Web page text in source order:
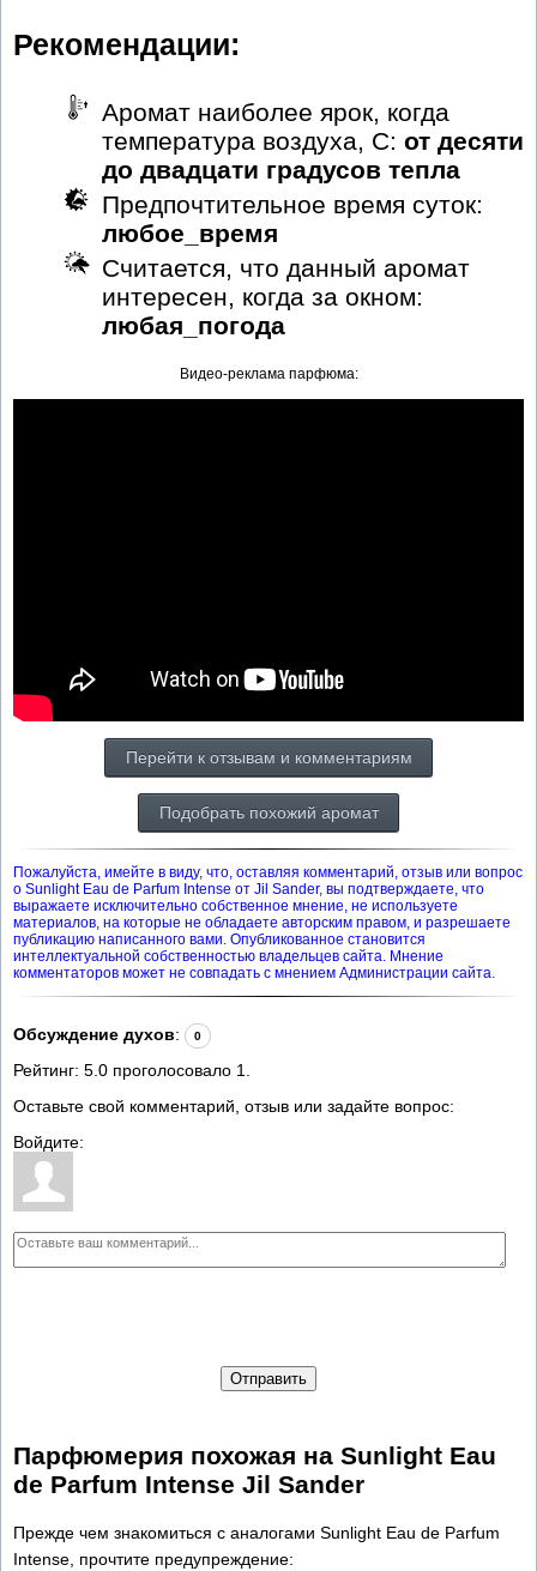
Рекомендации:
Аромат наиболее ярок, когда
температура воздуха, С: от десяти
до двадцати градусов тепла
Предпочтительное время суток:
любое_время
Считается, что данный аромат
интересен, когда за окном:
любая_погода
Видео-реклама парфюма:
Перейти к отзывам и комментариям
Подобрать похожий аромат
Пожалуйста, имейте в виду, что, оставляя комментарий, отзыв или вопрос
о Sunlight Eau de Parfum Intense от Jil Sander, вы подтверждаете, что
выражаете исключительно собственное мнение, не используете
материалов, на которые не обладаете авторским правом, и разрешаете
публикацию написанного вами. Опубликованное становится
интеллектуальной собственностью владельцев сайта. Мнение
комментаторов может не совпадать с мнением Администрации сайта.
Обсуждение духов: 0
Рейтинг: 5.0 проголосовало 1.
Оставьте свой комментарий, отзыв или задайте вопрос:
Войдите:
Отправить
Парфюмерия похожая на Sunlight Eau
de Parfum Intense Jil Sander
Прежде чем знакомиться с аналогами Sunlight Eau de Parfum
Intense, прочтите предупреждение: